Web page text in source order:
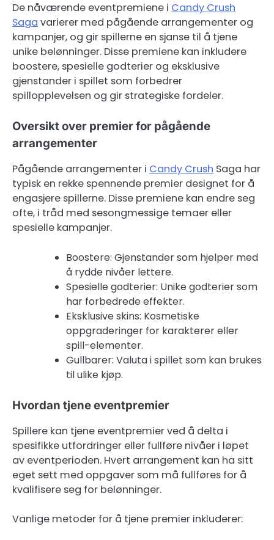
De nåværende eventpremiene i Candy Crush
Saga varierer med pågående arrangementer og
kampanjer, og gir spillerne en sjanse til å tjene
unike belønninger. Disse premiene kan inkludere
boostere, spesielle godterier og eksklusive
gjenstander i spillet som forbedrer
spillopplevelsen og gir strategiske fordeler.
Oversikt over premier for pågående
arrangementer
Pågående arrangementer i Candy Crush Saga har
typisk en rekke spennende premier designet for å
engasjere spillerne. Disse premiene kan endre seg
ofte, i tråd med sesongmessige temaer eller
spesielle kampanjer.
Boostere: Gjenstander som hjelper med
å rydde nivåer lettere.
Spesielle godterier: Unike godterier som
har forbedrede effekter.
Eksklusive skins: Kosmetiske
oppgraderinger for karakterer eller
spill-elementer.
Gullbarer: Valuta i spillet som kan brukes
til ulike kjøp.
Hvordan tjene eventpremier
Spillere kan tjene eventpremier ved å delta i
spesifikke utfordringer eller fullføre nivåer i løpet
av eventperioden. Hvert arrangement kan ha sitt
eget sett med oppgaver som må fullføres for å
kvalifisere seg for belønninger.
Vanlige metoder for å tjene premier inkluderer: